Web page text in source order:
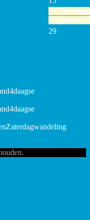
22
Geijsteren
29
Zaterdagwandeling